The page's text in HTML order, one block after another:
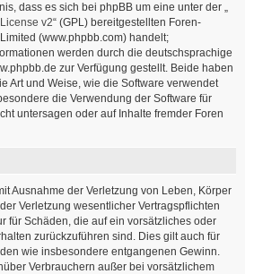
dass es sich bei phpBB um eine unter der „
v2“ (GPL) bereitgestellten Foren-
(www.phpbb.com) handelt;
werden durch die deutschsprachige
zur Verfügung gestellt. Beide haben
Art und Weise, wie die Software verwendet
die Verwendung der Software für
untersagen oder auf Inhalte fremder Foren
Ausnahme der Verletzung von Leben, Körper
Verletzung wesentlicher Vertragspflichten
für Schäden, die auf ein vorsätzliches oder
zurückzuführen sind. Dies gilt auch für
wie insbesondere entgangenen Gewinn.
Verbrauchern außer bei vorsätzlichem